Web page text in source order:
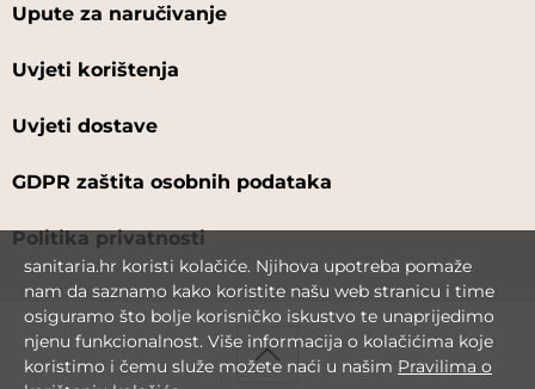
Upute za naručivanje
Uvjeti korištenja
Uvjeti dostave
GDPR zaštita osobnih podataka
Politika privatnosti
sanitaria.hr koristi kolačiće. Njihova upotreba pomaže
nam da saznamo kako koristite našu web stranicu i time
osiguramo što bolje korisničko iskustvo te unaprijedimo
njenu funkcionalnost. Više informacija o kolačićima koje
koristimo i čemu služe možete naći u našim Pravilima o